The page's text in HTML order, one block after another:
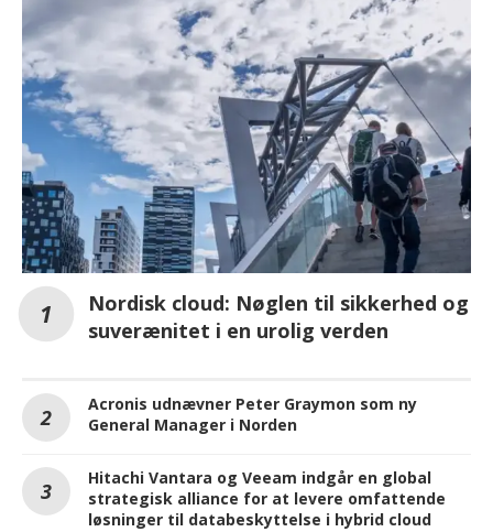
Nordisk cloud: Nøglen til sikkerhed og
suverænitet i en urolig verden
Acronis udnævner Peter Graymon som ny
General Manager i Norden
Hitachi Vantara og Veeam indgår en global
strategisk alliance for at levere omfattende
løsninger til databeskyttelse i hybrid cloud